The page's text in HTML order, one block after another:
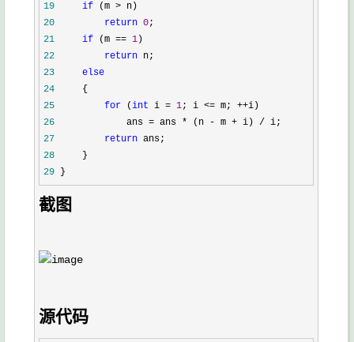
19
if (m >
20
return 0
21
if (m == 1
22
return
23
else
24
25
for (int i = 1; i <= m; ++
26
             ans = ans * (n - m + i) /
27
return
28
29 }
截图
源代码